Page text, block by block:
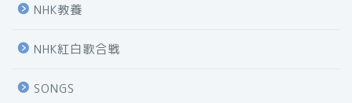
NHK教養
NHK紅白歌合戦
SONGS